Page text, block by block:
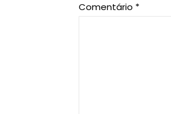
Comentário *